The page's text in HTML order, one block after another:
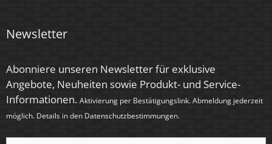
Zündzeit
Farbe
Anthrazit, Bronze – gebürstet, Chrom – poliert,
Eisen – gebürstet, Gold, Schwarz, Silber –
gebürstet, Silber – matt, Weiß
Newsletter
Abonniere unseren Newsletter für exklusive
Angebote, Neuheiten sowie Produkt- und Service-
Informationen. Aktivierung per Bestätigungslink. Abmeldung jederzeit
möglich. Details in den Datenschutzbestimmungen.